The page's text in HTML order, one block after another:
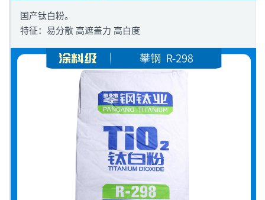
国产钛白粉。
特征：易分散 高遮盖力 高白度